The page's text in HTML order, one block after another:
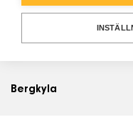
Lösningar
Vad är
Bergkyla